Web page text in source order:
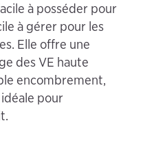
à posséder pour
à gérer pour les
Elle offre une
des VE haute
encombrement,
pour